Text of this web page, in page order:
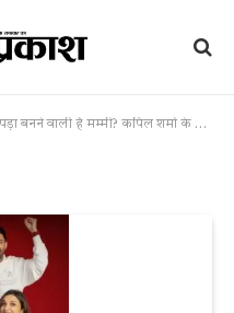
हैं मम्मी? कपिल शर्मा के शो में दिया हिंट, राघव चड्ढा बोले- ‘जल्द गुड न्यूज देंगे’